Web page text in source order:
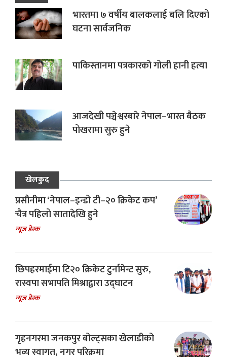
भारतमा ७ वर्षीय बालकलाई बलि दिएको
घटना सार्वजनिक
पाकिस्तानमा पत्रकारको गोली हानी हत्या
आजदेखी पञ्चेश्वरबारे नेपाल–भारत बैठक
पोखरामा सुरु हुने
खेलकुद
प्रसौनीमा ‘नेपाल–इन्डो टी–२० क्रिकेट कप’
चैत्र पहिलो सातादेखि हुने
न्यूज डेस्क
छिपहरमाईमा टि२० क्रिकेट टुर्नामेन्ट सुरु,
रास्वपा सभापति मिश्राद्वारा उद्घाटन
न्यूज डेस्क
गृहनगरमा जनकपुर बोल्ट्सका खेलाडीको
भव्य स्वागत, नगर परिक्रमा